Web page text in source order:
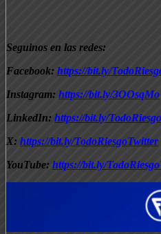
Seguinos en las redes:
Facebook: https://bit.ly/
Instagram: https://bit.ly/3OOsqMo
LinkedIn: https://bit.ly/
X: https://bit.ly/TodoRiesgoTwitter
YouTube: https://bit.ly/